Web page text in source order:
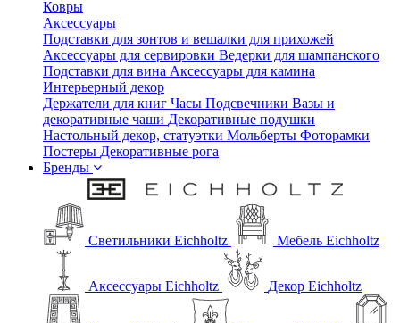
Ковры
Аксессуары
Подставки для зонтов и вешалки для прихожей
Аксессуары для сервировки Ведерки для шампанского
Подставки для вина Аксессуары для камина
Интерьерный декор
Держатели для книг Часы Подсвечники Вазы и
декоративные чаши Декоративные подушки
Настольный декор, статуэтки Мольберты Фоторамки
Постеры Декоративные рога
Бренды
Светильники Eichholtz Мебель Eichholtz
Аксессуары Eichholtz Декор Eichholtz